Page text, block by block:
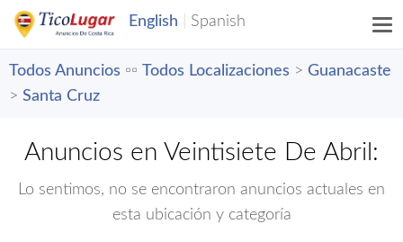
Todos Anuncios ▫️▫️ Todos Localizaciones > Guanacaste
> Santa Cruz
Anuncios en Veintisiete De Abril:
Lo sentimos, no se encontraron anuncios actuales en
esta ubicación y categoría